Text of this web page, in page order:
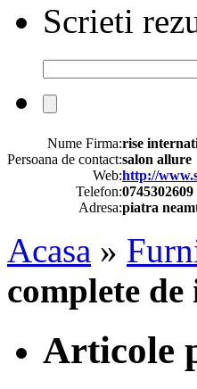
Scrieti
Nume Firma:rise
Persoana de contact:salon allure
Web:http://
Telefon:0745302609
Adresa:piatra
Acasa »
complete
Articole